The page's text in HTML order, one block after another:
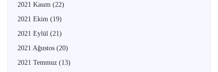
2021 Kasım (22)
2021 Ekim (19)
2021 Eylül (21)
2021 Ağustos (20)
2021 Temmuz (13)